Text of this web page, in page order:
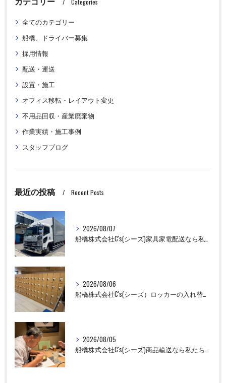
全てのカテゴリー
船橋、ドライバー募集
採用情報
配送・運送
設置・施工
オフィス移転・レイアウト変更
不用品回収・産業廃棄物
作業実績・施工事例
スタッフブログ
最近の投稿 Recent Posts
2026/08/07
2026/08/06
船橋株式会社C's(シーズ）ロッカーの入れ替え作業も全国対応お任せ下さい！
2026/08/05